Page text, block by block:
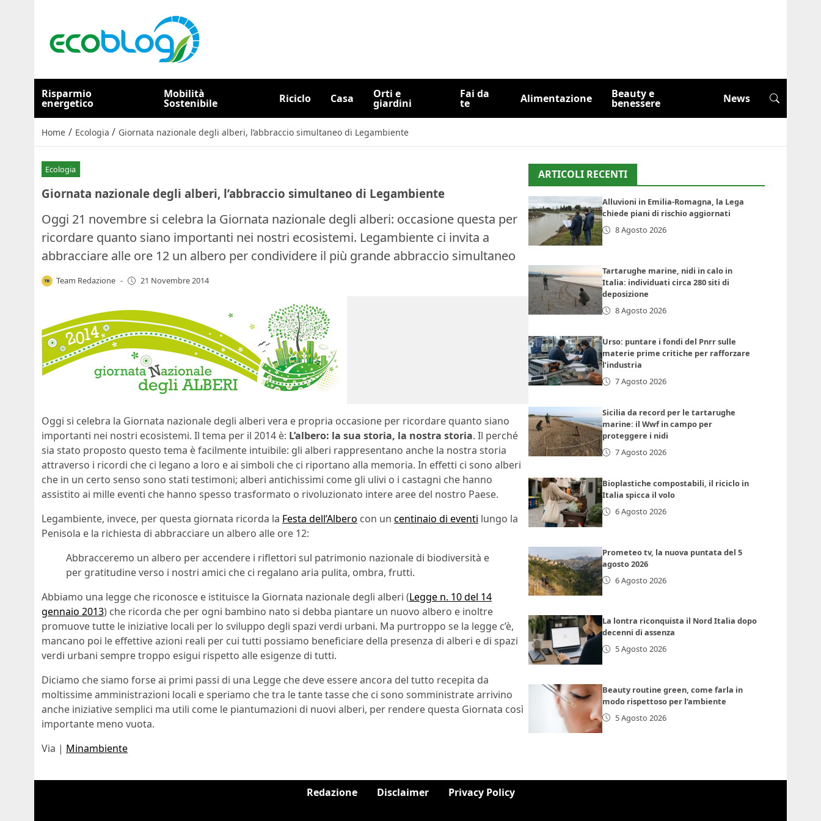
Risparmio
energetico
Mobilità
Sostenibile Riciclo Casa Orti e
giardini
Fai da
te Alimentazione Beauty e
benessere News
Home / Ecologia / Giornata nazionale degli alberi, l’abbraccio simultaneo di Legambiente
Ecologia
Giornata nazionale degli alberi, l’abbraccio simultaneo di Legambiente
Oggi 21 novembre si celebra la Giornata nazionale degli alberi: occasione questa per
ricordare quanto siano importanti nei nostri ecosistemi. Legambiente ci invita a
abbracciare alle ore 12 un albero per condividere il più grande abbraccio simultaneo
Team Redazione - 21 Novembre 2014
Oggi si celebra la Giornata nazionale degli alberi vera e propria occasione per ricordare quanto siano
importanti nei nostri ecosistemi. Il tema per il 2014 è: L’albero: la sua storia, la nostra storia. Il perché
sia stato proposto questo tema è facilmente intuibile: gli alberi rappresentano anche la nostra storia
attraverso i ricordi che ci legano a loro e ai simboli che ci riportano alla memoria. In effetti ci sono alberi
che in un certo senso sono stati testimoni; alberi antichissimi come gli ulivi o i castagni che hanno
assistito ai mille eventi che hanno spesso trasformato o rivoluzionato intere aree del nostro Paese.
Legambiente, invece, per questa giornata ricorda la Festa dell’Albero con un centinaio di eventi lungo la
Penisola e la richiesta di abbracciare un albero alle ore 12:
Abbracceremo un albero per accendere i riflettori sul patrimonio nazionale di biodiversità e
per gratitudine verso i nostri amici che ci regalano aria pulita, ombra, frutti.
Abbiamo una legge che riconosce e istituisce la Giornata nazionale degli alberi (Legge n. 10 del 14
gennaio 2013) che ricorda che per ogni bambino nato si debba piantare un nuovo albero e inoltre
promuove tutte le iniziative locali per lo sviluppo degli spazi verdi urbani. Ma purtroppo se la legge c’è,
mancano poi le effettive azioni reali per cui tutti possiamo beneficiare della presenza di alberi e di spazi
verdi urbani sempre troppo esigui rispetto alle esigenze di tutti.
Diciamo che siamo forse ai primi passi di una Legge che deve essere ancora del tutto recepita da
moltissime amministrazioni locali e speriamo che tra le tante tasse che ci sono somministrate arrivino
anche iniziative semplici ma utili come le piantumazioni di nuovi alberi, per rendere questa Giornata così
importante meno vuota.
Via | Minambiente
ARTICOLI RECENTI
Alluvioni in Emilia-Romagna, la Lega
chiede piani di rischio aggiornati
8 Agosto 2026
Tartarughe marine, nidi in calo in
Italia: individuati circa 280 siti di
deposizione
8 Agosto 2026
Urso: puntare i fondi del Pnrr sulle
materie prime critiche per rafforzare
l’industria
7 Agosto 2026
Sicilia da record per le tartarughe
marine: il Wwf in campo per
proteggere i nidi
7 Agosto 2026
Bioplastiche compostabili, il riciclo in
Italia spicca il volo
6 Agosto 2026
Prometeo tv, la nuova puntata del 5
agosto 2026
6 Agosto 2026
La lontra riconquista il Nord Italia dopo
decenni di assenza
5 Agosto 2026
Beauty routine green, come farla in
modo rispettoso per l’ambiente
5 Agosto 2026
Redazione Disclaimer Privacy Policy